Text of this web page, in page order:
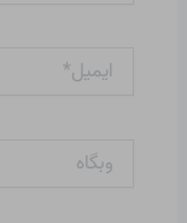
ایمیل*